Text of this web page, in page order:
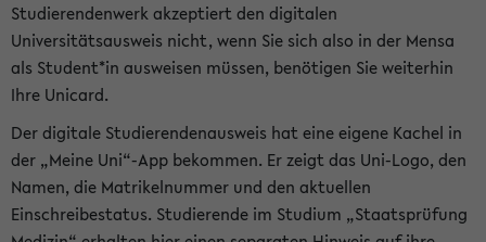
Studierendenwerk akzeptiert den digitalen
Universitätsausweis nicht, wenn Sie sich also in der Mensa
als Student*in ausweisen müssen, benötigen Sie weiterhin
Ihre Unicard.
Der digitale Studierendenausweis hat eine eigene Kachel in
der „Meine Uni“-App bekommen. Er zeigt das Uni-Logo, den
Namen, die Matrikelnummer und den aktuellen
Einschreibestatus. Studierende im Studium „Staatsprüfung